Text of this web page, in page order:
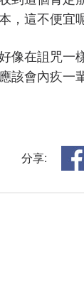
，這不便宜
在詛咒一
該會內疚一
分享: